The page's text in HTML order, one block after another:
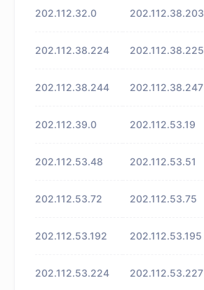
202.112.32.0 202.112.38.203
202.112.38.224 202.112.38.225
202.112.38.244 202.112.38.247
202.112.39.0 202.112.53.19
202.112.53.48 202.112.53.51
202.112.53.72 202.112.53.75
202.112.53.192 202.112.53.195
202.112.53.224 202.112.53.227